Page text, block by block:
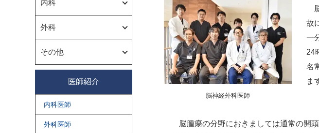
内科
外科
その他
医師紹介
内科医師
外科医師
脳神経外科医師
故
一
24
名
ま
脳腫瘍の分野におきましては通常の開